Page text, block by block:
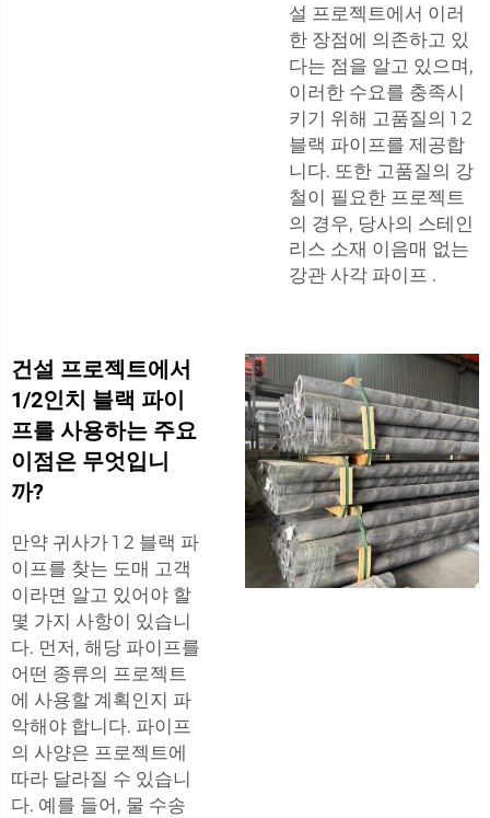
설 프로젝트에서 이러
한 장점에 의존하고 있
다는 점을 알고 있으며,
이러한 수요를 충족시
키기 위해 고품질의 1 2
블랙 파이프를 제공합
니다. 또한 고품질의 강
철이 필요한 프로젝트
의 경우, 당사의 스테인
리스 소재 이음매 없는
강관 사각 파이프 .
건설 프로젝트에서
1/2인치 블랙 파이
프를 사용하는 주요
이점은 무엇입니
까?
만약 귀사가 1 2 블랙 파
이프를 찾는 도매 고객
이라면 알고 있어야 할
몇 가지 사항이 있습니
다. 먼저, 해당 파이프를
어떤 종류의 프로젝트
에 사용할 계획인지 파
악해야 합니다. 파이프
의 사양은 프로젝트에
따라 달라질 수 있습니
다. 예를 들어, 물 수송